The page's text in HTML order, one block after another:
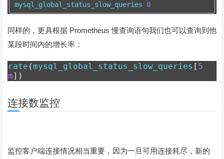
mysql_global_status_slow_queries 0
同样的，更具根据 Prometheus 慢查询语句我们也可以查询到他
某段时间内的增长率：
rate (mysql_global_status_slow_queries [ 5
m])
连接数监控
监控客户端连接情况相当重要，因为一旦可用连接耗尽，新的